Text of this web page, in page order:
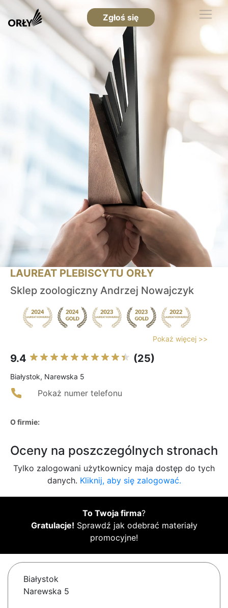
Zgłoś się
LAUREAT PLEBISCYTU ORŁY
Sklep zoologiczny Andrzej Nowajczyk
Pokaż więcej >>
9.4 (25)
Białystok, Narewska 5
Pokaż numer telefonu
O firmie:
Oceny na poszczególnych stronach
Tylko zalogowani użytkownicy maja dostęp do tych
danych. Kliknij, aby się zalogować.
To Twoja firma?
Gratulacje! Sprawdź jak odebrać materiały
promocyjne!
Białystok
Narewska 5